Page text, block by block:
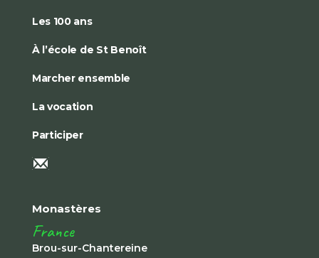
Les 100 ans
À l’école de St Benoît
Marcher ensemble
La vocation
Participer
Monastères
France
Brou-sur-Chantereine